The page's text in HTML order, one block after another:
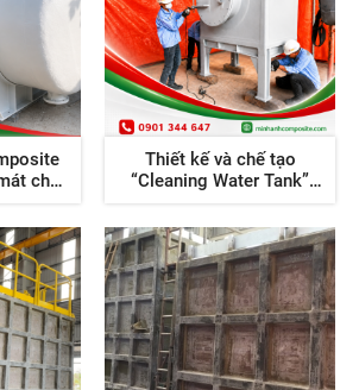
cho
Thiết kế và chế tạo
“Cleaning Water Tank”